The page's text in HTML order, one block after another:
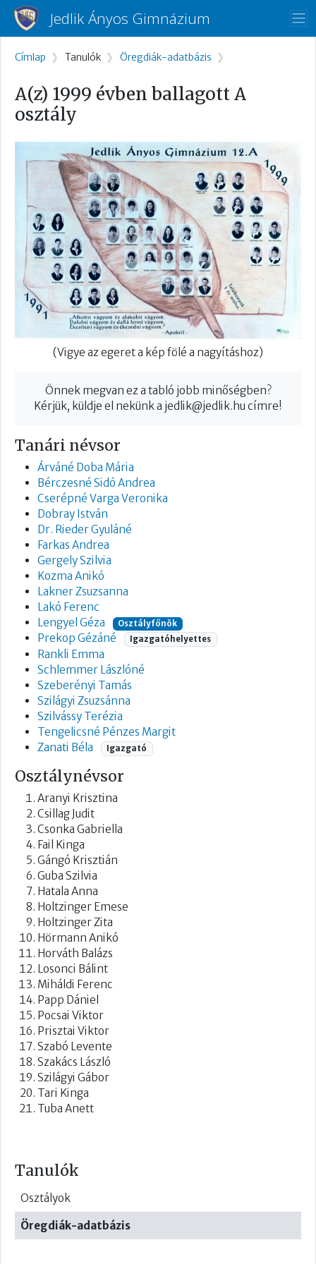
Ugrás a tartalomra
Jedlik Ányos Gimnázium
Tanulók
Osztályok
Öregdiák-adatbázis
Morzsa
Címlap Tanulók Öregdiák-adatbázis
A(z) 1999 évben ballagott A
osztály
(Vigye az egeret a kép fölé a nagyításhoz)
Önnek megvan ez a tabló jobb minőségben?
Kérjük, küldje el nekünk a jedlik@jedlik.hu címre!
Tanári névsor
Árváné Doba Mária
Bérczesné Sidó Andrea
Cserépné Varga Veronika
Dobray István
Dr. Rieder Gyuláné
Farkas Andrea
Gergely Szilvia
Kozma Anikó
Lakner Zsuzsanna
Lakó Ferenc
Lengyel Géza
Osztályfőnök
Prekop Gézáné Igazgatóhelyettes
Rankli Emma
Schlemmer Lászlóné
Szeberényi Tamás
Szilágyi Zsuzsánna
Szilvássy Terézia
Tengelicsné Pénzes Margit
Zanati Béla
Igazgató
Osztálynévsor
Aranyi Krisztina
Csillag Judit
Csonka Gabriella
Fail Kinga
Gángó Krisztián
Guba Szilvia
Hatala Anna
Holtzinger Emese
Holtzinger Zita
Hörmann Anikó
Horváth Balázs
Losonci Bálint
Miháldi Ferenc
Papp Dániel
Pocsai Viktor
Prisztai Viktor
Szabó Levente
Szakács László
Szilágyi Gábor
Tari Kinga
Tuba Anett